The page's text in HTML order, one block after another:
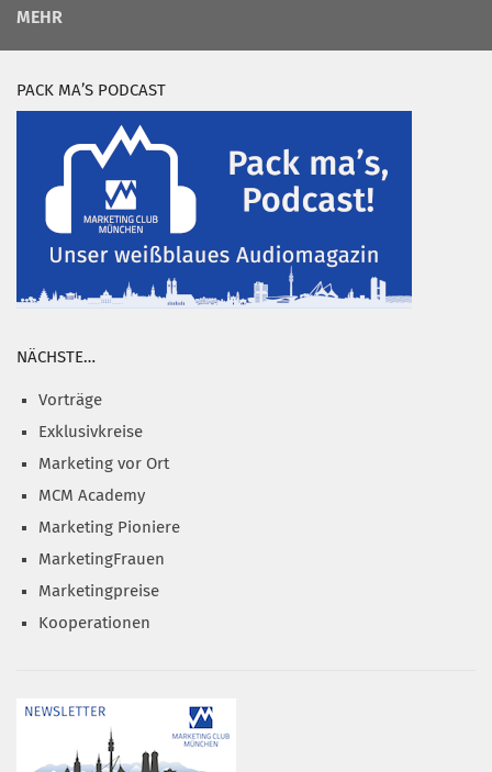
MEHR
PACK MA’S PODCAST
NÄCHSTE…
Vorträge
Exklusivkreise
Marketing vor Ort
MCM Academy
Marketing Pioniere
MarketingFrauen
Marketingpreise
Kooperationen